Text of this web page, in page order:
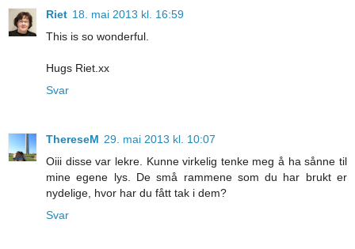
Riet 18. mai 2013 kl. 16:59
This is so wonderful.
Hugs Riet.xx
Svar
ThereseM 29. mai 2013 kl. 10:07
Oiii disse var lekre. Kunne virkelig tenke meg å ha sånne til
mine egene lys. De små rammene som du har brukt er
nydelige, hvor har du fått tak i dem?
Svar